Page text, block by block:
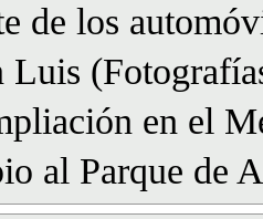
de los
Luis
en el
al Parque de